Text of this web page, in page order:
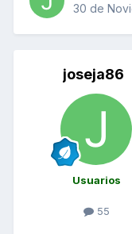
30 de
joseja86
Usuarios
55